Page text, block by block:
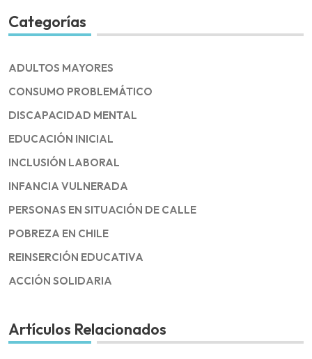
Categorías
ADULTOS MAYORES
CONSUMO PROBLEMÁTICO
DISCAPACIDAD MENTAL
EDUCACIÓN INICIAL
INCLUSIÓN LABORAL
INFANCIA VULNERADA
PERSONAS EN SITUACIÓN DE CALLE
POBREZA EN CHILE
REINSERCIÓN EDUCATIVA
ACCIÓN SOLIDARIA
Artículos Relacionados